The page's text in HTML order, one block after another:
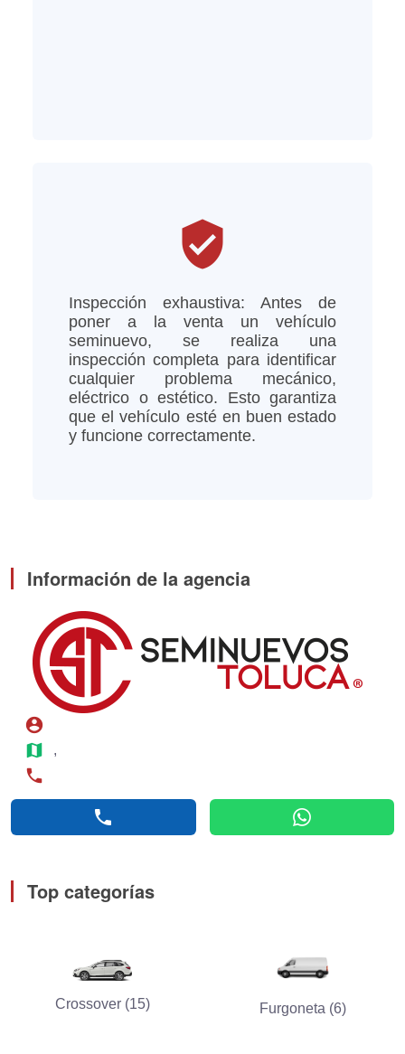
verified_user
Inspección exhaustiva: Antes de
poner a la venta un vehículo
seminuevo, se realiza una
inspección completa para identificar
cualquier problema mecánico,
eléctrico o estético. Esto garantiza
que el vehículo esté en buen estado
y funcione correctamente.
Información de la agencia
account_circle
map
,
phone
phone whatsapp
Top categorías
Crossover (15) Furgoneta (6)